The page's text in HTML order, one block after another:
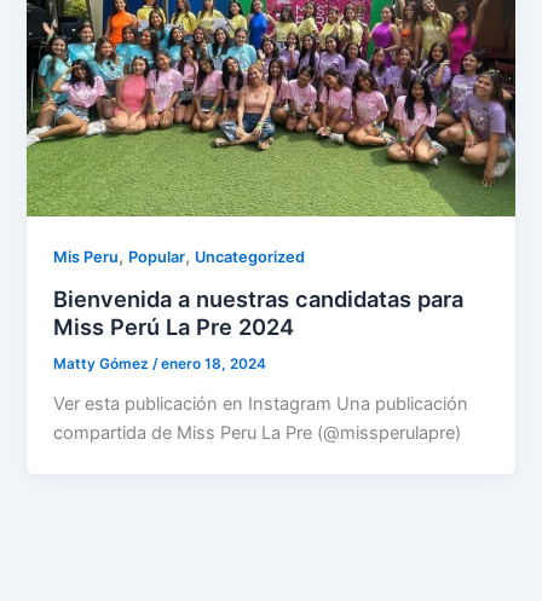
Mis Peru, Popular, Uncategorized
Bienvenida a nuestras candidatas para
Miss Perú La Pre 2024
Matty Gómez/enero 18, 2024
Ver esta publicación en Instagram Una publicación
compartida de Miss Peru La Pre (@missperulapre)